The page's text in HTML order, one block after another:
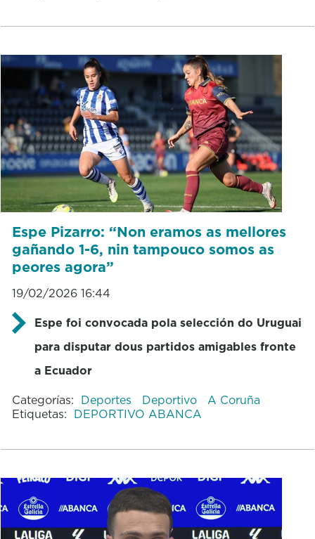
Espe Pizarro: “Non eramos as mellores
gañando 1-6, nin tampouco somos as
peores agora”
19/02/2026 16:44
Espe foi convocada pola selección do Uruguai
para disputar dous partidos amigables fronte
a Ecuador
Categorías: Deportes Deportivo
A Coruña
Etiquetas: DEPORTIVO ABANCA